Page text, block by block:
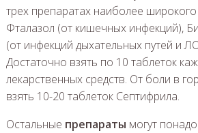
трех препаратах наиболее
Фталазол (от кишечных инфекций),
(от инфекций дыхательных путей и
Достаточно взять по 10 таблеток
лекарственных средств. От боли в
взять 10-20 таблеток Септифрила.
Остальные препараты могут